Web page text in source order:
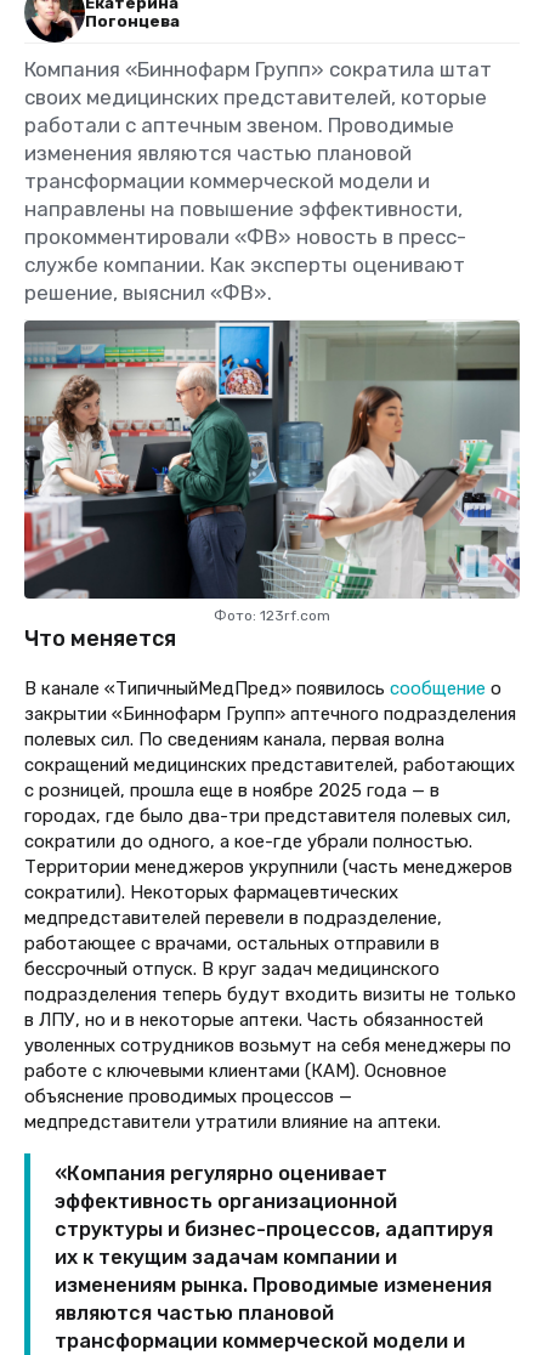
Погонцева
Компания «Биннофарм Групп» сократила штат
своих медицинских представителей, которые
работали с аптечным звеном. Проводимые
изменения являются частью плановой
трансформации коммерческой модели и
направлены на повышение эффективности,
прокомментировали «ФВ» новость в пресс-
службе компании. Как эксперты оценивают
решение, выяснил «ФВ».
Фото: 123rf.com
Что меняется
В канале «ТипичныйМедПред» появилось сообщение о
закрытии «Биннофарм Групп» аптечного подразделения
полевых сил. По сведениям канала, первая волна
сокращений медицинских представителей, работающих
с розницей, прошла еще в ноябре 2025 года — в
городах, где было два-три представителя полевых сил,
сократили до одного, а кое-где убрали полностью.
Территории менеджеров укрупнили (часть менеджеров
сократили). Некоторых фармацевтических
медпредставителей перевели в подразделение,
работающее с врачами, остальных отправили в
бессрочный отпуск. В круг задач медицинского
подразделения теперь будут входить визиты не только
в ЛПУ, но и в некоторые аптеки. Часть обязанностей
уволенных сотрудников возьмут на себя менеджеры по
работе с ключевыми клиентами (КАМ). Основное
объяснение проводимых процессов —
медпредставители утратили влияние на аптеки.
«Компания регулярно оценивает
эффективность организационной
структуры и бизнес-процессов, адаптируя
их к текущим задачам компании и
изменениям рынка. Проводимые изменения
являются частью плановой
трансформации коммерческой модели и